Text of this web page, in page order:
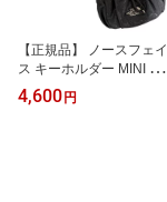
【正規品】 ノースフェイ
ス キーホルダー MINI BO
NNEY KEYRING ☆ キー
リング チャーム バッグ
4,600 円